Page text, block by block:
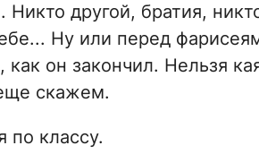
Никто другой, братия,
Ну или перед
как он закончил. Нельзя
скажем.
по классу.